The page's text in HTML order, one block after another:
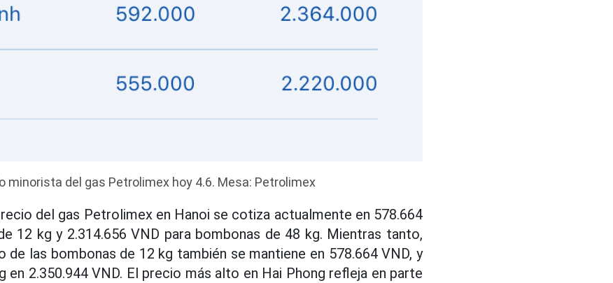
minorista del gas Petrolimex hoy 4.6. Mesa: Petrolimex
del gas Petrolimex en Hanoi se cotiza actualmente en 578.664
12 kg y 2.314.656 VND para bombonas de 48 kg. Mientras tanto,
de las bombonas de 12 kg también se mantiene en 578.664 VND, y
en 2.350.944 VND. El precio más alto en Hai Phong refleja en parte